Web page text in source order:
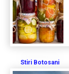
Stiri Botosani